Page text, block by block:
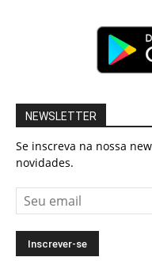
NEWSLETTER
Se inscreva na nossa
novidades.